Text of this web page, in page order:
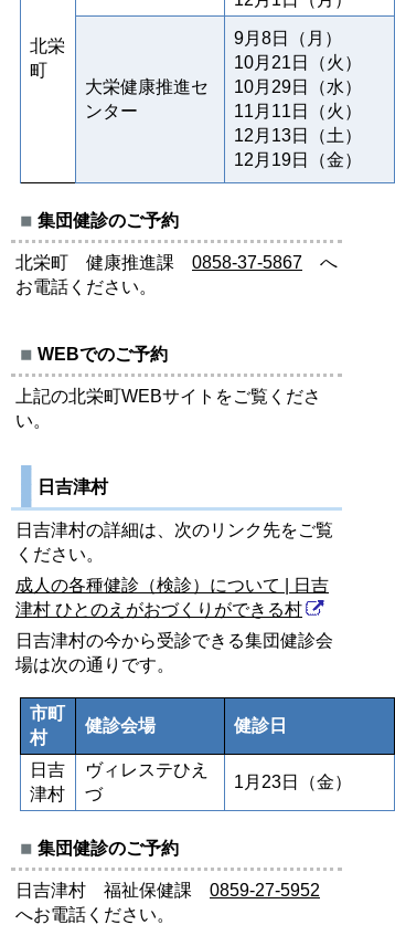
北栄
町
大栄健康推進セ
ンター
9月8日（月）
10月21日（火）
10月29日（水）
11月11日（火）
12月13日（土）
12月19日（金）
集団健診のご予約
北栄町 健康推進課 0858-37-5867 へ
お電話ください。
WEBでのご予約
上記の北栄町WEBサイトをご覧くださ
い。
日吉津村
日吉津村の詳細は、次のリンク先をご覧
ください。
成人の各種健診（検診）について | 日吉
津村 ひとのえがおづくりができる村
日吉津村の今から受診できる集団健診会
場は次の通りです。
市町
村
健診会場 健診日
日吉
津村
ヴィレステひえ
づ
1月23日（金）
集団健診のご予約
日吉津村 福祉保健課 0859-27-5952
へお電話ください。